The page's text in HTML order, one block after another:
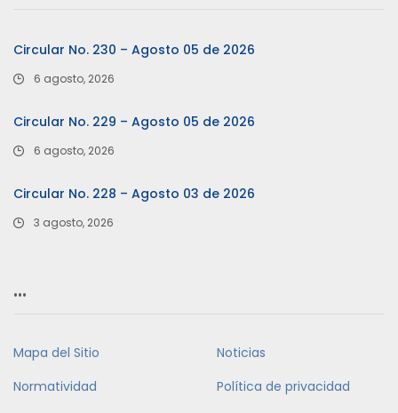
Circular No. 230 – Agosto 05 de 2026
6 agosto, 2026
Circular No. 229 – Agosto 05 de 2026
6 agosto, 2026
Circular No. 228 – Agosto 03 de 2026
3 agosto, 2026
…
Mapa del Sitio
Noticias
Normatividad
Política de privacidad